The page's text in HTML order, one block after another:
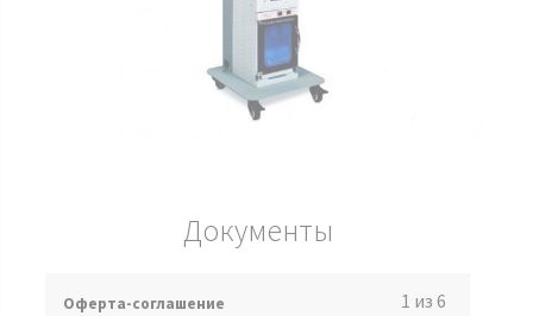
Документы
1 из 6
Оферта-соглашение